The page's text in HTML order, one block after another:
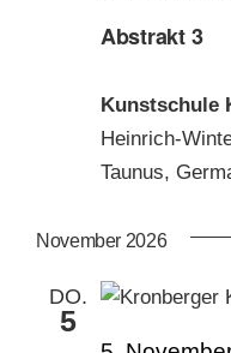
Abstrakt 3
Kunstschule
Heinrich-
Taunus,
November 2026
DO.
5